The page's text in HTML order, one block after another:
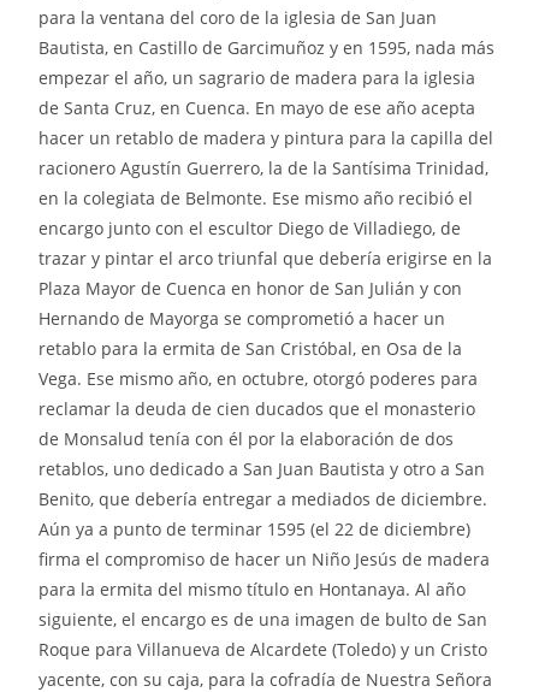
para la ventana del coro de la iglesia de San Juan
Bautista, en Castillo de Garcimuñoz y en 1595, nada más
empezar el año, un sagrario de madera para la iglesia
de Santa Cruz, en Cuenca. En mayo de ese año acepta
hacer un retablo de madera y pintura para la capilla del
racionero Agustín Guerrero, la de la Santísima Trinidad,
en la colegiata de Belmonte. Ese mismo año recibió el
encargo junto con el escultor Diego de Villadiego, de
trazar y pintar el arco triunfal que debería erigirse en la
Plaza Mayor de Cuenca en honor de San Julián y con
Hernando de Mayorga se comprometió a hacer un
retablo para la ermita de San Cristóbal, en Osa de la
Vega. Ese mismo año, en octubre, otorgó poderes para
reclamar la deuda de cien ducados que el monasterio
de Monsalud tenía con él por la elaboración de dos
retablos, uno dedicado a San Juan Bautista y otro a San
Benito, que debería entregar a mediados de diciembre.
Aún ya a punto de terminar 1595 (el 22 de diciembre)
firma el compromiso de hacer un Niño Jesús de madera
para la ermita del mismo título en Hontanaya. Al año
siguiente, el encargo es de una imagen de bulto de San
Roque para Villanueva de Alcardete (Toledo) y un Cristo
yacente, con su caja, para la cofradía de Nuestra Señora